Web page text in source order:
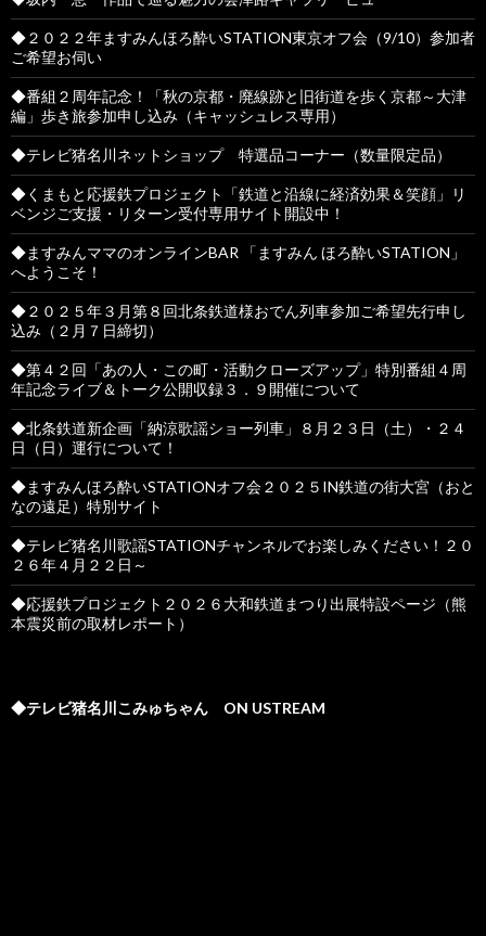
◆２０２２年ますみんほろ酔いSTATION東京オフ会（9/10）参加者
ご希望お伺い
◆番組２周年記念！「秋の京都・廃線跡と旧街道を歩く京都～大津
編」歩き旅参加申し込み（キャッシュレス専用）
◆テレビ猪名川ネットショップ 特選品コーナー（数量限定品）
◆くまもと応援鉄プロジェクト「鉄道と沿線に経済効果＆笑顔」リ
ベンジご支援・リターン受付専用サイト開設中！
◆ますみんママのオンラインBAR 「ますみん ほろ酔いSTATION」
へようこそ！
◆２０２５年３月第８回北条鉄道様おでん列車参加ご希望先行申し
込み（２月７日締切）
◆第４２回「あの人・この町・活動クローズアップ」特別番組４周
年記念ライブ＆トーク公開収録３．９開催について
◆北条鉄道新企画「納涼歌謡ショー列車」８月２３日（土）・２４
日（日）運行について！
◆ますみんほろ酔いSTATIONオフ会２０２５IN鉄道の街大宮（おと
なの遠足）特別サイト
◆テレビ猪名川歌謡STATIONチャンネルでお楽しみください！２０
２６年４月２２日～
◆応援鉄プロジェクト２０２６大和鉄道まつり出展特設ページ（熊
本震災前の取材レポート）
◆テレビ猪名川こみゅちゃん ON USTREAM